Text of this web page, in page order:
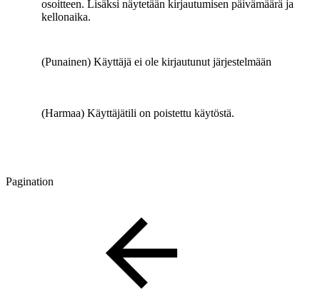
osoitteen. Lisäksi näytetään kirjautumisen päivämäärä ja
kellonaika.
(Punainen) Käyttäjä ei ole kirjautunut järjestelmään
(Harmaa) Käyttäjätili on poistettu käytöstä.
Pagination